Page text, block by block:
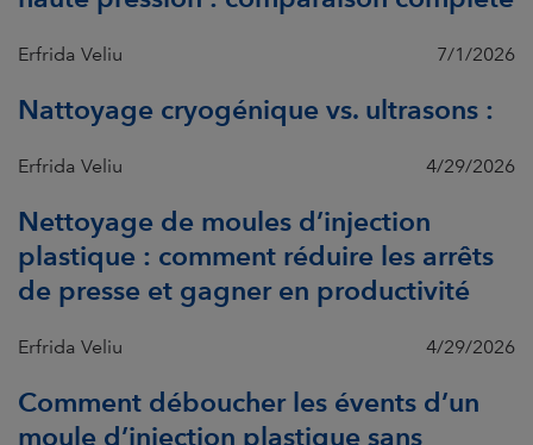
Erfrida Veliu 7/1/2026
Nattoyage cryogénique vs. ultrasons :
Erfrida Veliu 4/29/2026
Nettoyage de moules d’injection
plastique : comment réduire les arrêts
de presse et gagner en productivité
Erfrida Veliu 4/29/2026
Comment déboucher les évents d’un
moule d’injection plastique sans